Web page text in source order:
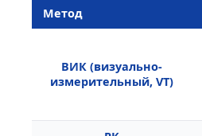
Метод
ВИК (визуально-
измерительный, VT)